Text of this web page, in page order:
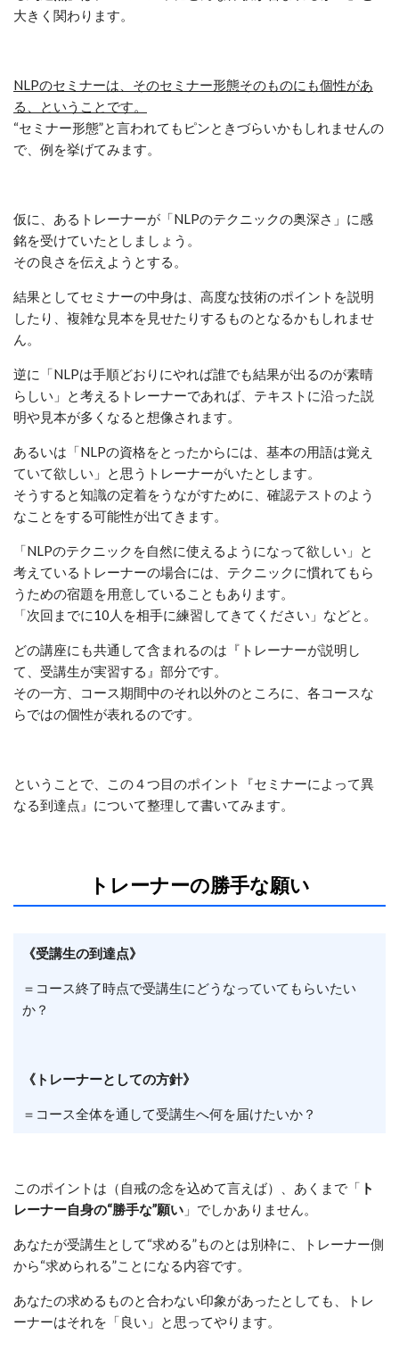
大きく関わります。
NLPのセミナーは、そのセミナー形態そのものにも個性があ
る、ということです。
“セミナー形態”と言われてもピンときづらいかもしれませんの
で、例を挙げてみます。
仮に、あるトレーナーが「NLPのテクニックの奥深さ」に感
銘を受けていたとしましょう。
その良さを伝えようとする。
結果としてセミナーの中身は、高度な技術のポイントを説明
したり、複雑な見本を見せたりするものとなるかもしれませ
ん。
逆に「NLPは手順どおりにやれば誰でも結果が出るのが素晴
らしい」と考えるトレーナーであれば、テキストに沿った説
明や見本が多くなると想像されます。
あるいは「NLPの資格をとったからには、基本の用語は覚え
ていて欲しい」と思うトレーナーがいたとします。
そうすると知識の定着をうながすために、確認テストのよう
なことをする可能性が出てきます。
「NLPのテクニックを自然に使えるようになって欲しい」と
考えているトレーナーの場合には、テクニックに慣れてもら
うための宿題を用意していることもあります。
「次回までに10人を相手に練習してきてください」などと。
どの講座にも共通して含まれるのは『トレーナーが説明し
て、受講生が実習する』部分です。
その一方、コース期間中のそれ以外のところに、各コースな
らではの個性が表れるのです。
ということで、この４つ目のポイント『セミナーによって異
なる到達点』について整理して書いてみます。
トレーナーの勝手な願い
《受講生の到達点》
＝コース終了時点で受講生にどうなっていてもらいたい
か？
《トレーナーとしての方針》
＝コース全体を通して受講生へ何を届けたいか？
このポイントは（自戒の念を込めて言えば）、あくまで「 ト
レーナー自身の“勝手な”願い 」でしかありません。
あなたが受講生として“求める”ものとは別枠に、トレーナー側
から“求められる”ことになる内容です。
あなたの求めるものと合わない印象があったとしても、トレ
ーナーはそれを「良い」と思ってやります。